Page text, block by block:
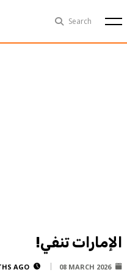
Search
الإمارات تنفي!
08 MARCH 2026
AGO